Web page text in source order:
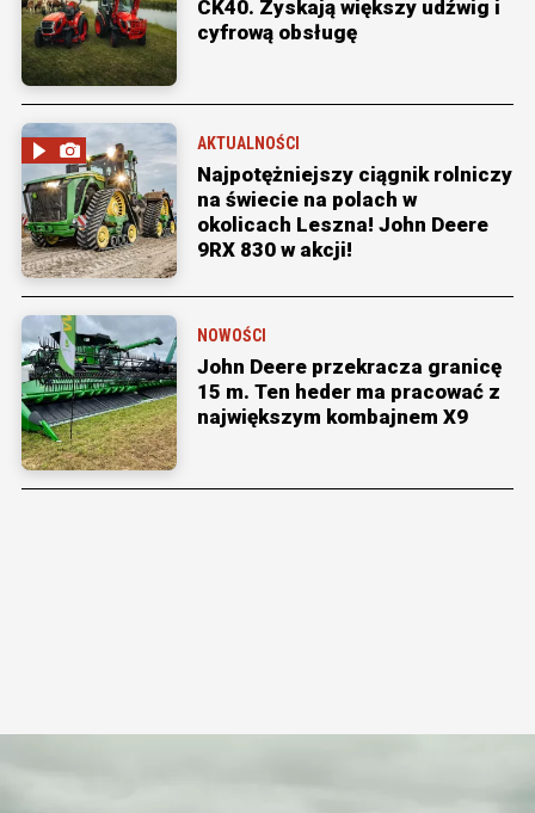
CK40. Zyskają większy udźwig i
cyfrową obsługę
AKTUALNOŚCI
Najpotężniejszy ciągnik rolniczy
na świecie na polach w
okolicach Leszna! John Deere
9RX 830 w akcji!
NOWOŚCI
John Deere przekracza granicę
15 m. Ten heder ma pracować z
największym kombajnem X9